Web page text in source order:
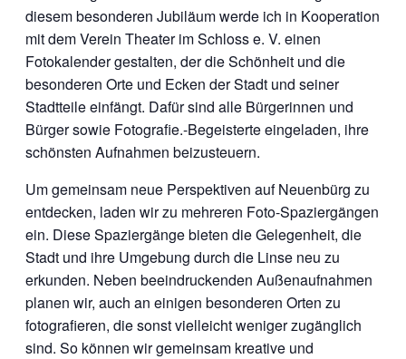
diesem besonderen Jubiläum werde ich in Kooperation
mit dem Verein Theater im Schloss e. V. einen
Fotokalender gestalten, der die Schönheit und die
besonderen Orte und Ecken der Stadt und seiner
Stadtteile einfängt. Dafür sind alle Bürgerinnen und
Bürger sowie Fotografie.-Begeisterte eingeladen, ihre
schönsten Aufnahmen beizusteuern.
Um gemeinsam neue Perspektiven auf Neuenbürg zu
entdecken, laden wir zu mehreren Foto-Spaziergängen
ein. Diese Spaziergänge bieten die Gelegenheit, die
Stadt und ihre Umgebung durch die Linse neu zu
erkunden. Neben beeindruckenden Außenaufnahmen
planen wir, auch an einigen besonderen Orten zu
fotografieren, die sonst vielleicht weniger zugänglich
sind. So können wir gemeinsam kreative und